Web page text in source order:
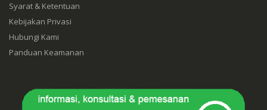
Syarat & Ketentuan
Kebijakan Privasi
Hubungi Kami
Panduan Keamanan